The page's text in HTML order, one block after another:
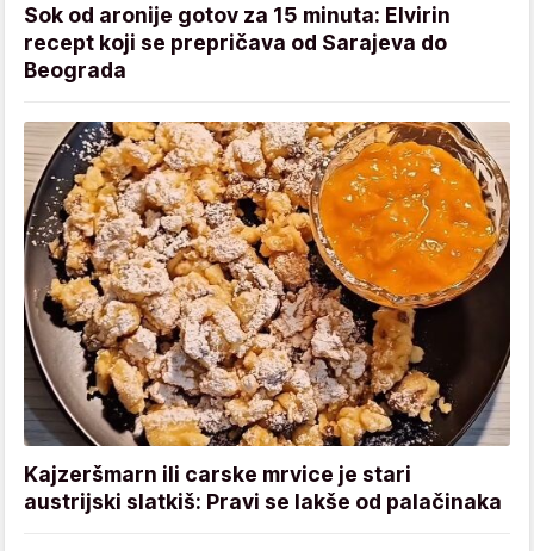
Sok od aronije gotov za 15 minuta: Elvirin
recept koji se prepričava od Sarajeva do
Beograda
Kajzeršmarn ili carske mrvice je stari
austrijski slatkiš: Pravi se lakše od palačinaka